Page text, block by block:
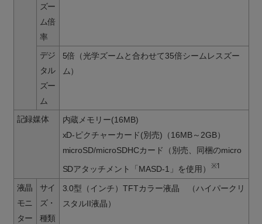
ズー
ム倍
率
デジ
タル
ズー
ム
5倍（光学ズームと合わせて35倍シームレスズー
ム）
記録媒体
内蔵メモリー(16MB)
xD-ピクチャーカード(別売)（16MB～2GB）
microSD/microSDHCカード（別売、同梱のmicro
SDアタッチメント「MASD-1」を使用） ※1
液晶
モニ
ター
サイ
ズ・
種類
3.0型（インチ）TFTカラー液晶 （ハイパークリ
スタルII液晶）